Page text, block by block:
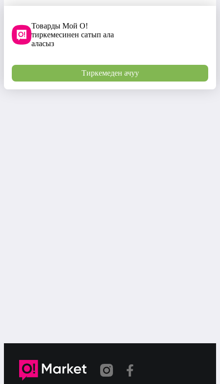
Товарды Мой О!
тиркемесинен сатып ала
аласыз
Тиркемеден ачуу